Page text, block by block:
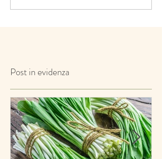
Post in evidenza